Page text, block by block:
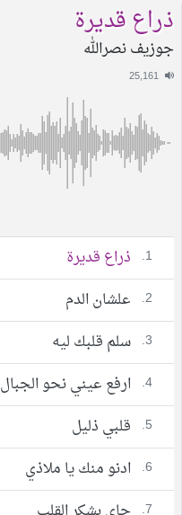
ذراع قديرة
جوزيف نصرالله
1. ذراع قديرة
2.
علشان الدم
3. سلم قلبك ليه
4. ارفع عيني نحو الجبال
5.
قلبي ذليل
6. ادنو منك يا ملاذي
7.